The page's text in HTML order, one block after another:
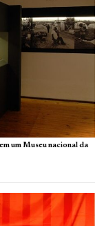
um Museu nacional da